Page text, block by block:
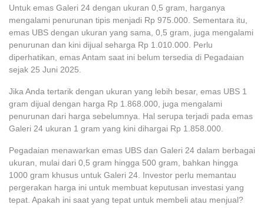
Untuk emas Galeri 24 dengan ukuran 0,5 gram, harganya
mengalami penurunan tipis menjadi Rp 975.000. Sementara itu,
emas UBS dengan ukuran yang sama, 0,5 gram, juga mengalami
penurunan dan kini dijual seharga Rp 1.010.000. Perlu
diperhatikan, emas Antam saat ini belum tersedia di Pegadaian
sejak 25 Juni 2025.
Jika Anda tertarik dengan ukuran yang lebih besar, emas UBS 1
gram dijual dengan harga Rp 1.868.000, juga mengalami
penurunan dari harga sebelumnya. Hal serupa terjadi pada emas
Galeri 24 ukuran 1 gram yang kini dihargai Rp 1.858.000.
Pegadaian menawarkan emas UBS dan Galeri 24 dalam berbagai
ukuran, mulai dari 0,5 gram hingga 500 gram, bahkan hingga
1000 gram khusus untuk Galeri 24. Investor perlu memantau
pergerakan harga ini untuk membuat keputusan investasi yang
tepat. Apakah ini saat yang tepat untuk membeli atau menjual?